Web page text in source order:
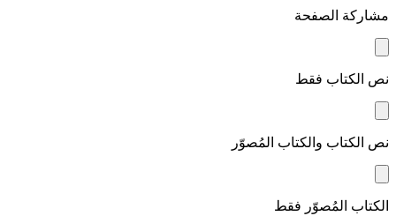
مشاركة الصفحة
نص الكتاب فقط
نص الكتاب والكتاب المُصوّر
الكتاب المُصوّر فقط